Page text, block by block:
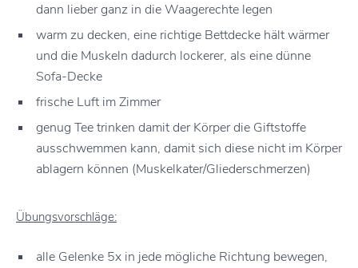
dann lieber ganz in die Waagerechte legen
warm zu decken, eine richtige Bettdecke hält wärmer
und die Muskeln dadurch lockerer, als eine dünne
Sofa-Decke
frische Luft im Zimmer
genug Tee trinken damit der Körper die Giftstoffe
ausschwemmen kann, damit sich diese nicht im Körper
ablagern können (Muskelkater/Gliederschmerzen)
Übungsvorschläge:
alle Gelenke 5x in jede mögliche Richtung bewegen,